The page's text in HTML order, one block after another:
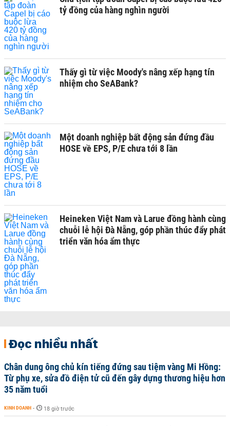
tỷ đồng của hàng nghìn người
Thấy gì từ việc Moody's nâng xếp hạng tín
nhiệm cho SeABank?
Một doanh nghiệp bất động sản đứng đầu
HOSE về EPS, P/E chưa tới 8 lần
Heineken Việt Nam và Larue đồng hành cùng
chuỗi lễ hội Đà Nẵng, góp phần thúc đẩy phát
triển văn hóa ẩm thực
Đọc nhiều nhất
Chân dung ông chủ kín tiếng đứng sau tiệm vàng Mi Hồng:
Từ phụ xe, sửa đồ điện tử cũ đến gây dựng thương hiệu hơn
35 năm tuổi
KINH DOANH - 18 giờ trước